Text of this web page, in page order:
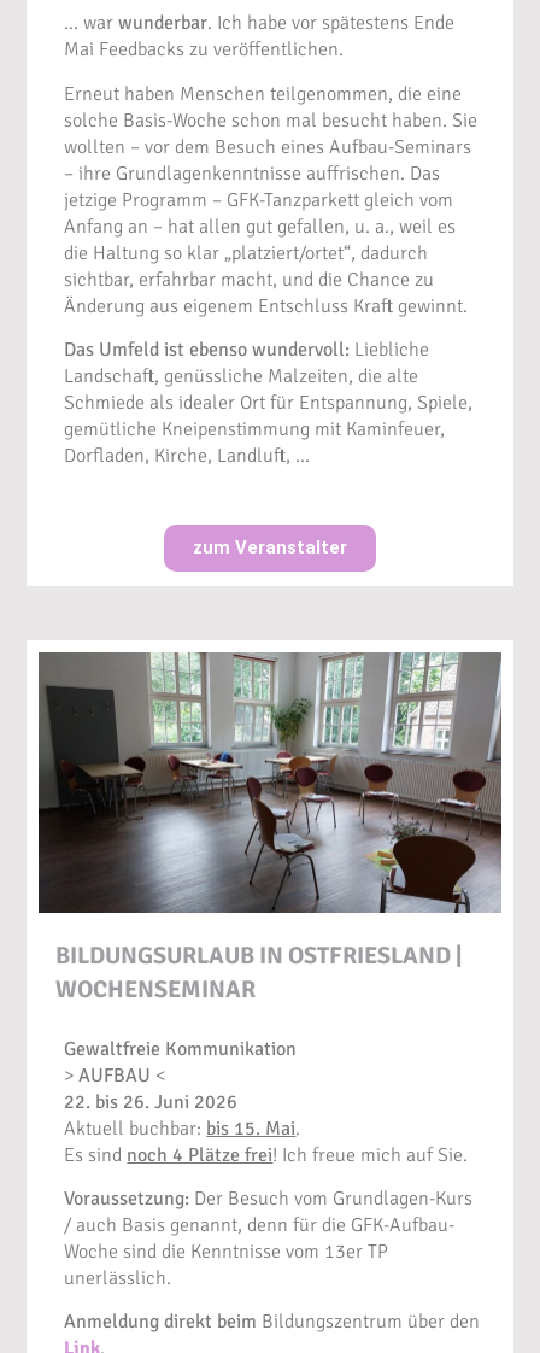
… warwunderbar. Ich habe vor spätestens Ende
Mai Feedbacks zu veröffentlichen.
Erneut haben Menschen teilgenommen, die eine
solche Basis-Woche schon mal besucht haben. Sie
wollten – vor dem Besuch eines Aufbau-Seminars
– ihre Grundlagenkenntnisse auffrischen. Das
jetzige Programm – GFK-Tanzparkett gleich vom
Anfang an – hat allen gut gefallen, u. a., weil es
die Haltung so klar „platziert/ortet“, dadurch
sichtbar, erfahrbar macht, und die Chance zu
Änderung aus eigenem Entschluss Kraft gewinnt.
Das Umfeld ist ebenso wundervoll: Liebliche
Landschaft, genüssliche Malzeiten, die alte
Schmiede als idealer Ort für Entspannung, Spiele,
gemütliche Kneipenstimmung mit Kaminfeuer,
Dorfladen, Kirche, Landluft, …
zum Veranstalter
BILDUNGSURLAUB IN OSTFRIESLAND |
WOCHENSEMINAR
Gewaltfreie Kommunikation
>AUFBAU <
22. bis 26. Juni 2026
Aktuell buchbar: bis 15. Mai.
Es sind noch 4 Plätze frei! Ich freue mich auf Sie.
Voraussetzung: Der Besuch vom Grundlagen-Kurs
/ auch Basis genannt, denn für die GFK-Aufbau-
Woche sind die Kenntnisse vom 13er TP
unerlässlich.
Anmeldung direkt beim Bildungszentrum über den